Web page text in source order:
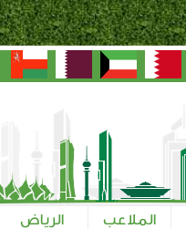
الملاعب الرياض